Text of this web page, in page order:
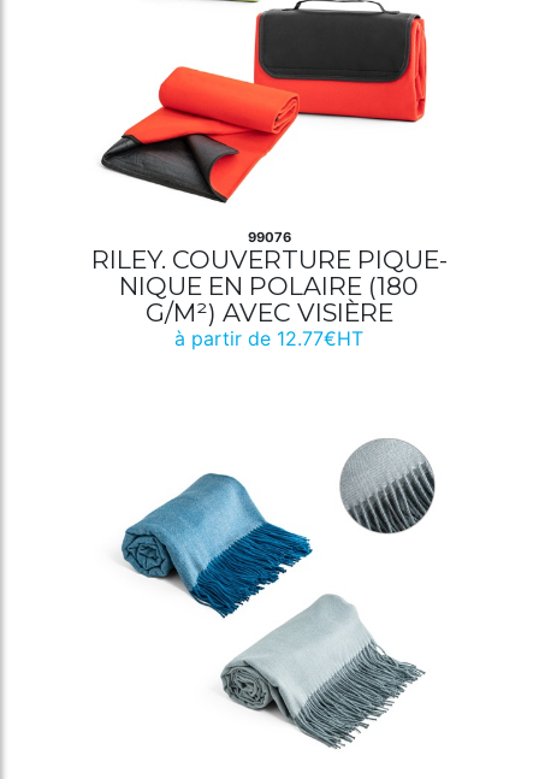
99076
RILEY. COUVERTURE PIQUE-
NIQUE EN POLAIRE (180
G/M²) AVEC VISIÈRE
à partir de 12.77€HT